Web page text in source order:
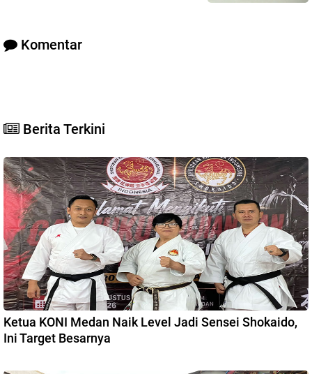
Komentar
Berita Terkini
Ketua KONI Medan Naik Level Jadi Sensei Shokaido,
Ini Target Besarnya